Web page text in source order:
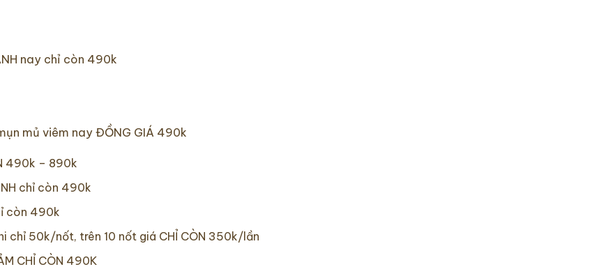
nay chỉ còn 490k
mủ viêm nay ĐỒNG GIÁ 490k
490k – 890k
chỉ còn 490k
còn 490k
chỉ 50k/nốt, trên 10 nốt giá CHỈ CÒN 350k/lần
CHỈ CÒN 490K